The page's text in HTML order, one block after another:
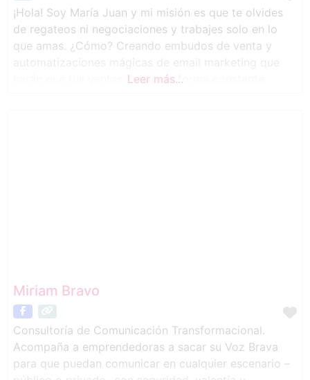
¡Hola! Soy María Juan y mi misión es que te olvides
de regateos ni negociaciones y trabajes solo en lo
que amas. ¿Cómo? Creando embudos de venta y
harán que tus ventas fluyan de forma constante,
Leer más...
Miriam Bravo
Consultoría de Comunicación Transformacional.
Acompaña a emprendedoras a sacar su Voz Brava
para que puedan comunicar en cualquier escenario –